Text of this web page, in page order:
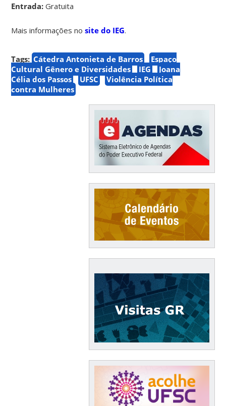
Entrada: Gratuita
Mais informações nosite do IEG.
Tags: Cátedra Antonieta de Barros
Espaço
Cultural Gênero e Diversidades
IEG
Joana
Célia dos Passos
UFSC
Violência Política
contra Mulheres